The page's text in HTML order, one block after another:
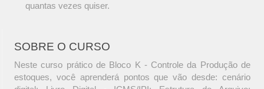
quantas vezes quiser.
SOBRE O CURSO
Neste curso prático de Bloco K - Controle da Produção de
estoques, você aprenderá pontos que vão desde: cenário